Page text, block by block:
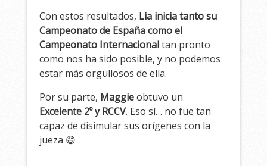
Con estos resultados, Lia inicia tanto su
Campeonato de España como el
Campeonato Internacionaltan pronto
como nos ha sido posible, y no podemos
estar más orgullosos de ella.
Por su parte, Maggieobtuvo un
Excelente 2º y RCCV. Eso sí… no fue tan
capaz de disimular sus orígenes con la
jueza 😄